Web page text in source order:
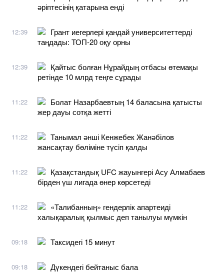
әріптесінің қатарына енді
12:39
Грант иегерлері қандай университеттерді
таңдады: ТОП-20 оқу орны
12:39
Қайтыс болған Нұрайдың отбасы өтемақы
ретінде 10 млрд теңге сұрады
11:22
Болат Назарбаевтың 14 баласына қатысты
жер дауы сотқа жетті
11:22
Танымал әнші Кенжебек Жанәбілов
жансақтау бөліміне түсіп қалды
11:22
Қазақстандық UFC жауынгері Асу Алмабаев
бірден үш лигада өнер көрсетеді
11:22
«Талибанның» гендерлік апартеиді
халықаралық қылмыс деп танылуы мүмкін
09:18 Таксидегі 15 минут
09:18 Дүкендегі бейтаныс бала